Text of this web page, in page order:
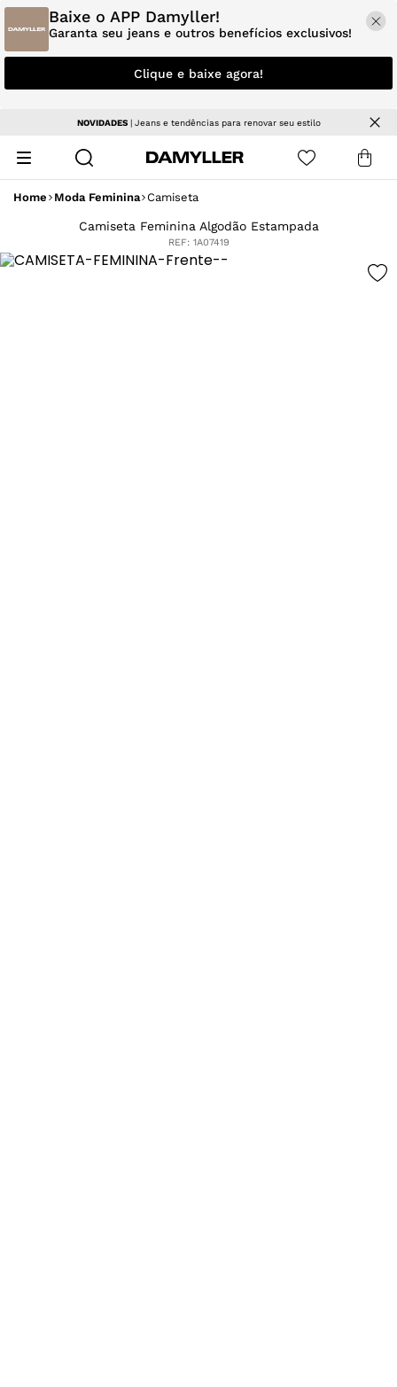
Baixe o APP Damyller!
Garanta seu jeans e outros benefícios exclusivos!
Clique e baixe agora!
NOVIDADES| Jeans e tendências para renovar seu estilo
Home Moda Feminina Camiseta
Camiseta Feminina Algodão Estampada
REF: 1A07419